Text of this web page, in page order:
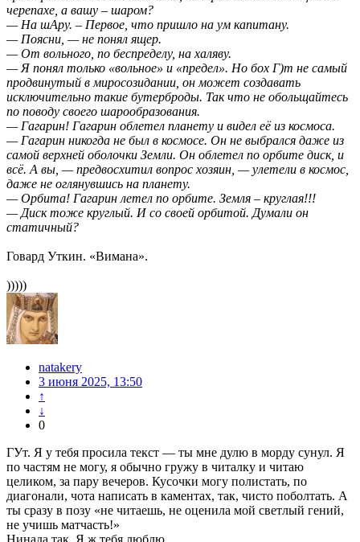
черепахе, а вашу – шаром?
— На шАру. – Первое, что пришло на ум капитану.
— Поясни, — не понял ящер.
— От вольного, по беспределу, на халяву.
— Я понял только «вольное» и «предел». Но бох Г)т не самый
продвинутый в миросозидании, он может создавать
исключительно такие бутерброды. Так что не обольщайтесь
по поводу своего шарообразования.
— Гагарин! Гагарин облетел планету и видел её из космоса.
— Гагарин никогда не был в космосе. Он не выбрался даже из
самой верхней оболочки Земли. Он облетел по орбите диск, и
всё. А вы, — предвосхитил вопрос хозяин, — улетели в космос,
даже не оглянувшись на планету.
— Орбита! Гагарин летел по орбите. Земля – круглая!!!
— Диск тоже круглый. И со своей орбитой. Думали он
статичный?
Говард Уткин. «Вимана».
)))))
natakery
3 июня 2025, 13:50
↑
↓
0
ГУт. Я у тебя просила текст — ты мне дулю в морду сунул. Я
по частям не могу, я обычно гружу в читалку и читаю
целиком, за пару вечеров. Кусочки могу полистать, по
диагонали, чота написать в каментах, так, чисто поболтать. А
ты сразу в позу «не читаешь, не оценила мой светлый гений,
не учишь матчасть!»